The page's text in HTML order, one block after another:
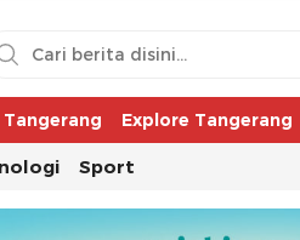
Explore Tangerang
Sport